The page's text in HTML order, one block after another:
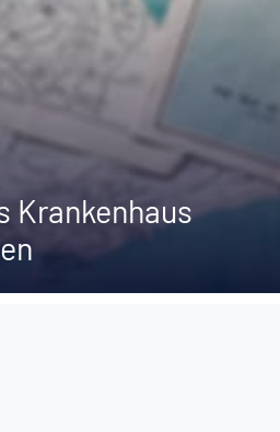
Krankenhaus